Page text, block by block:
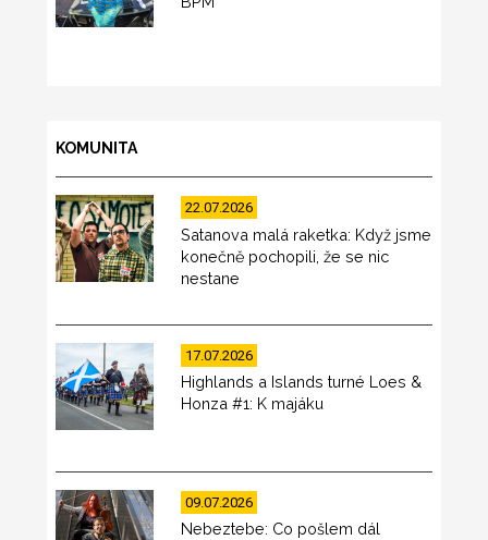
KOMUNITA
22.07.2026
Satanova malá raketka: Když jsme
konečně pochopili, že se nic
nestane
17.07.2026
Highlands a Islands turné Loes &
Honza #1: K majáku
09.07.2026
Nebeztebe: Co pošlem dál